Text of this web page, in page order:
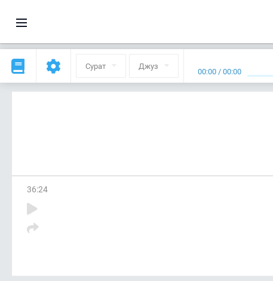
Сурат Джуз 00:00 /00:00
36:24